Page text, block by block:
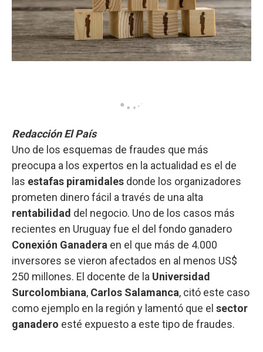
Redacción El País
Uno de los esquemas de fraudes que más
preocupa a los expertos en la actualidad es el de
las estafas piramidales donde los organizadores
prometen dinero fácil a través de una alta
rentabilidad del negocio. Uno de los casos más
recientes en Uruguay fue el del fondo ganadero
Conexión Ganadera en el que más de 4.000
inversores se vieron afectados en al menos US$
250 millones. El docente de la Universidad
Surcolombiana, Carlos Salamanca, citó este caso
como ejemplo en la región y lamentó que el sector
ganadero esté expuesto a este tipo de fraudes.